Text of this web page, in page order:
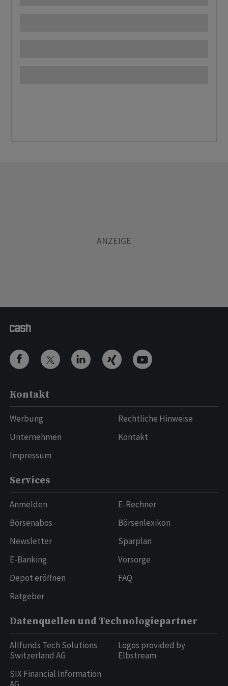
Kontakt
Werbung
Unternehmen
Impressum
Rechtliche Hinweise
Kontakt
Services
Anmelden
Börsenabos
Newsletter
E-Banking
Depot eröffnen
Ratgeber
E-Rechner
Börsenlexikon
Sparplan
Vorsorge
FAQ
Datenquellen und Technologiepartner
Allfunds Tech Solutions
Switzerland AG
SIX Financial Information
Logos provided by
Elbstream